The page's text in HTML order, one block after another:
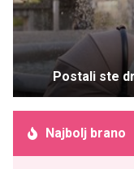
Postali ste
Najbolj brano